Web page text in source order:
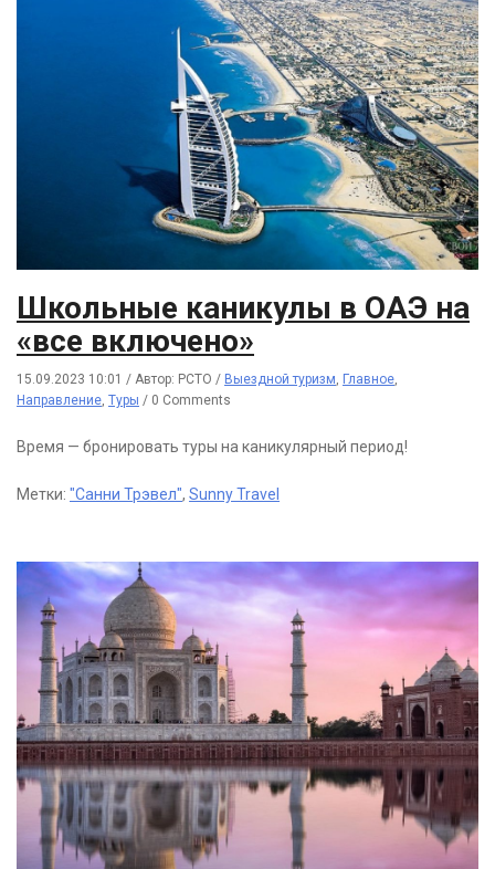
Школьные каникулы в ОАЭ на
«все включено»
15.09.2023 10:01 / Автор: РСТО / Выездной туризм Главное
Направление Туры / 0 Comments
Время — бронировать туры на каникулярный период!
Метки: "Санни Трэвел", Sunny Travel